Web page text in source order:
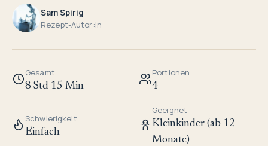
Sam Spirig
Rezept-Autor:in
Gesamt
8 Std 15 Min
Portionen
4
Schwierigkeit
Einfach
Geeignet
Kleinkinder (ab 12
Monate)